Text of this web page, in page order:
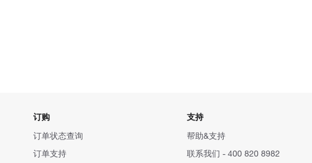
订购
订单状态查询
订单支持
支持
帮助&支持
联系我们 - 400 820 8982